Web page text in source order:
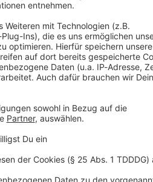
bestätigt, neu gewählt als
erfolgt, hieß es von
32 von insgesamt 203